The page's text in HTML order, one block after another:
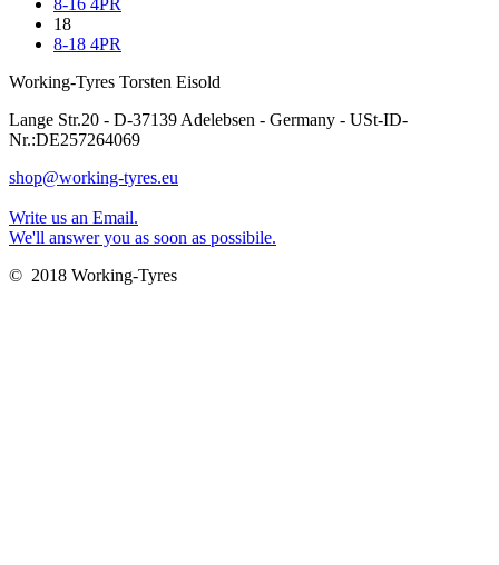
8-16 4PR
18
8-18 4PR
Working-Tyres Torsten Eisold
Lange Str.20 - D-37139 Adelebsen - Germany - USt-ID-
Nr.:DE257264069
shop@working-tyres.eu
Write us an Email.
We'll answer you as soon as possibile.
© 2018 Working-Tyres